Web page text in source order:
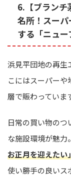
6.【ブランチ
名所！スー
する「ニュー
浜見平団地の再生
こにはスーパーや
層で賑わっていま
日常の買い物のつ
な施設環境が魅力。
お正月を迎えたい
使い勝手の良いス